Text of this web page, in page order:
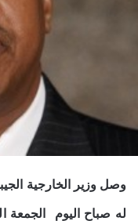
وصل وزير الخارجية
له صباح اليوم الجمعة